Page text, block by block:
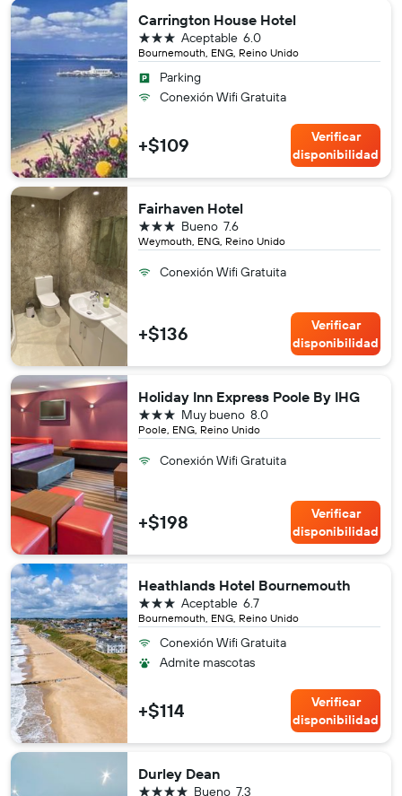
Carrington House Hotel
Bournemouth, ENG, Reino Unido
6.0
Aceptable
3 estrellas
Parking
Conexión Wifi Gratuita
+$109
Verificar
disponibilidad
Fairhaven Hotel
Weymouth, ENG, Reino Unido
7.6
Bueno
3 estrellas
Conexión Wifi Gratuita
+$136
Verificar
disponibilidad
Holiday Inn Express Poole By IHG
Poole, ENG, Reino Unido
8.0
Muy bueno
3 estrellas
Conexión Wifi Gratuita
+$198
Verificar
disponibilidad
Heathlands Hotel Bournemouth
Bournemouth, ENG, Reino Unido
6.7
Aceptable
3 estrellas
Conexión Wifi Gratuita
Admite mascotas
+$114
Verificar
disponibilidad
Durley Dean
7.3
Bueno
4 estrellas